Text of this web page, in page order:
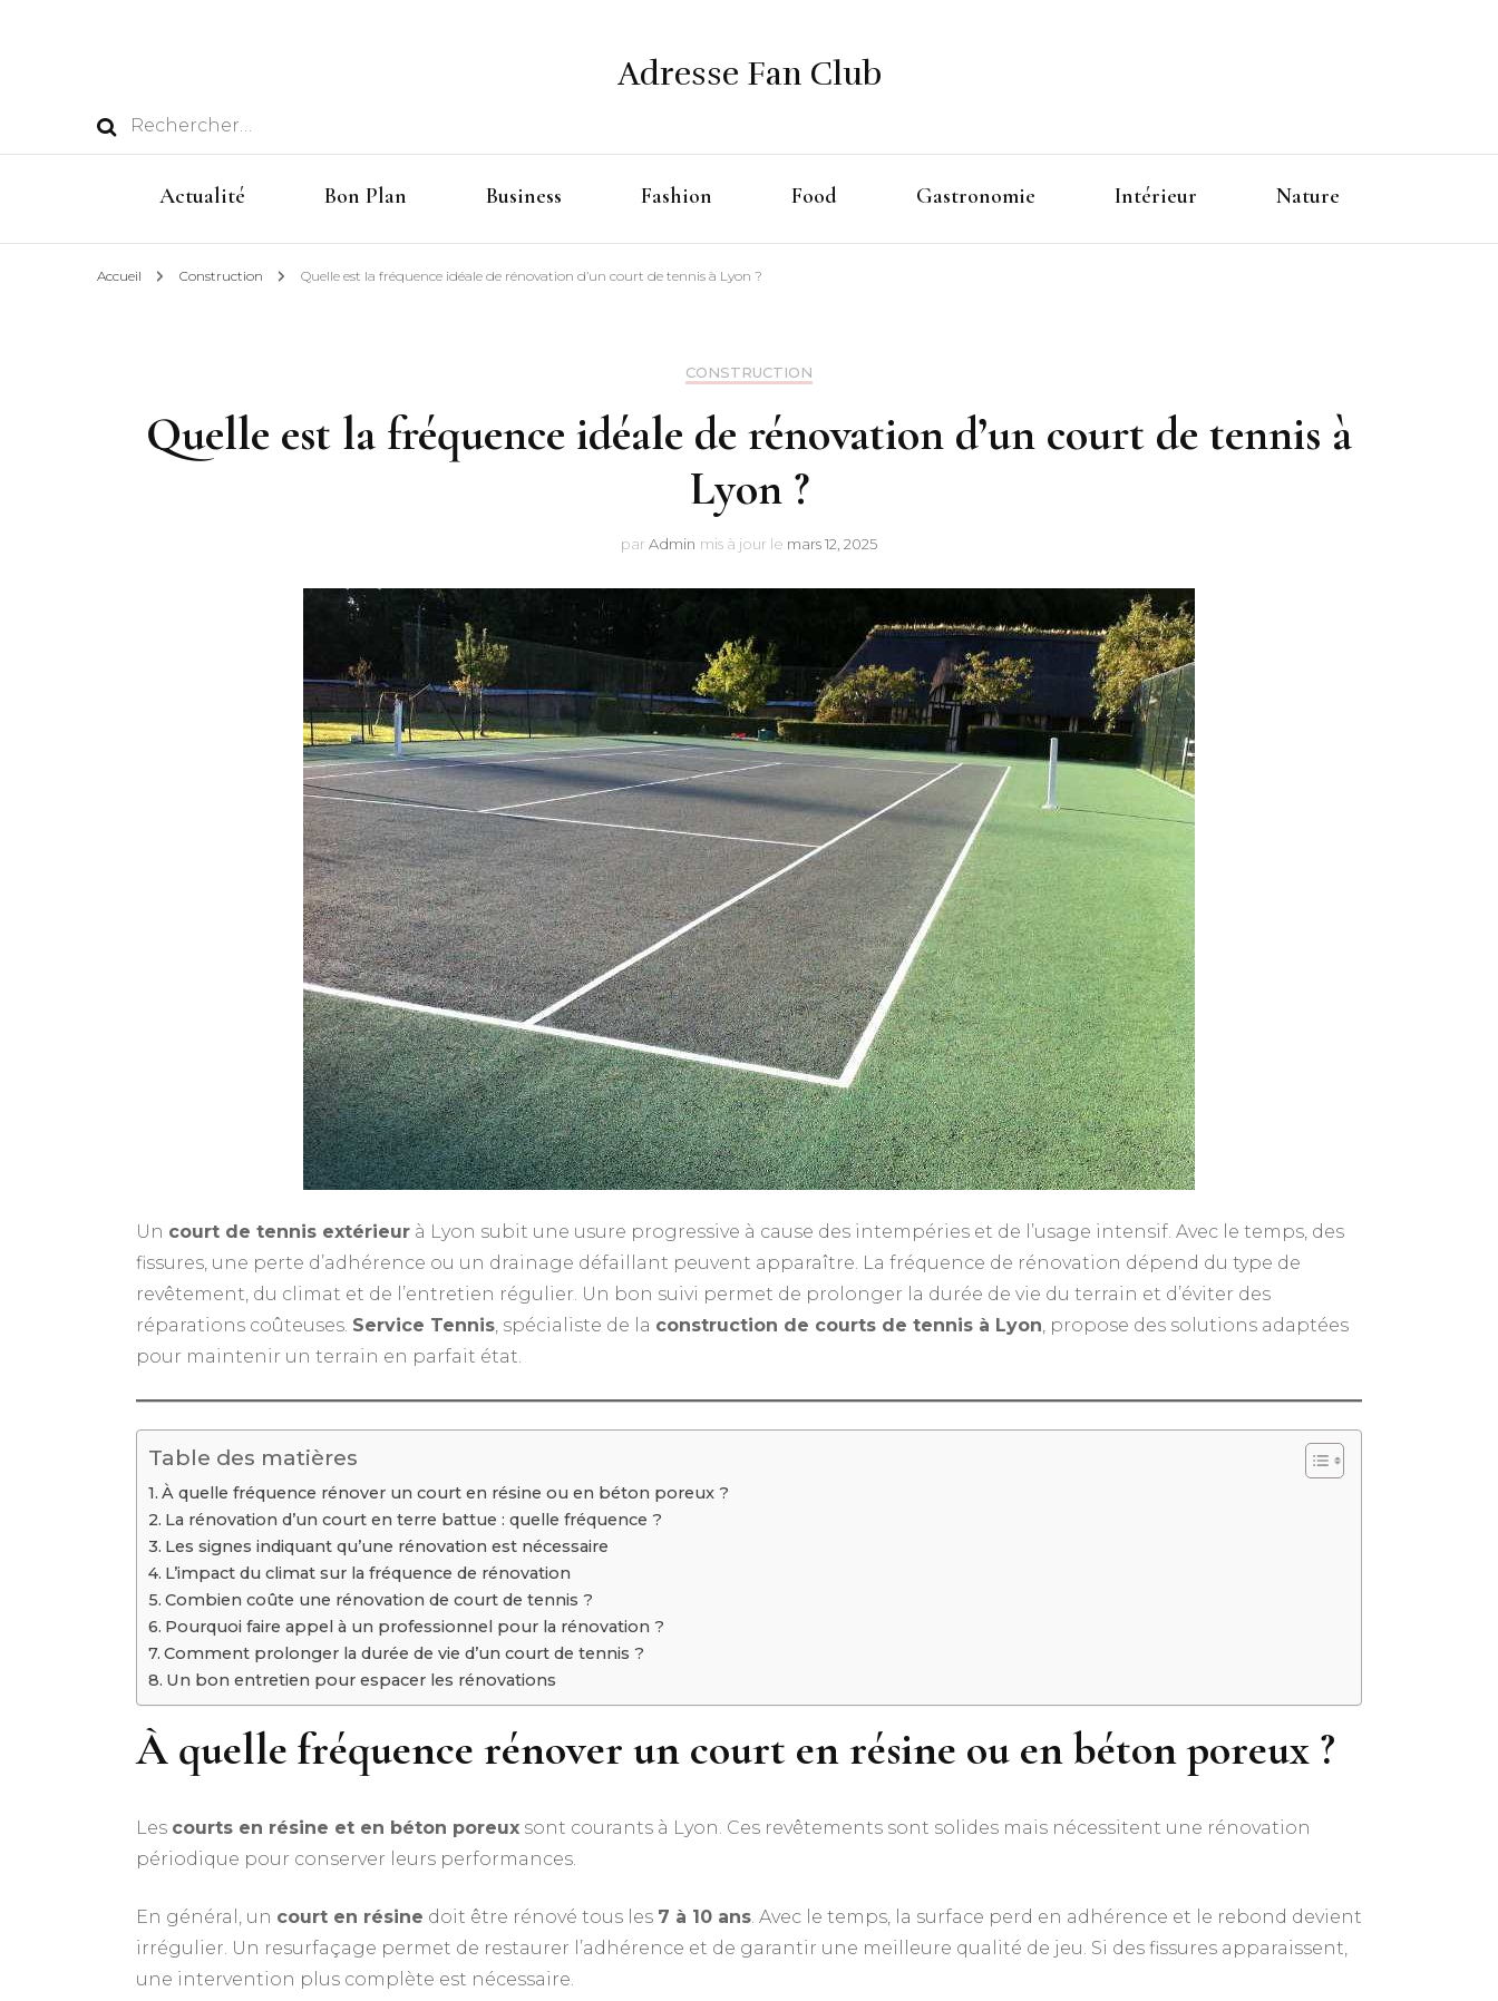
Rechercher :
Adresse Fan Club
Actualité Bon Plan Business Fashion Food Gastronomie Intérieur Nature
Accueil Construction Quelle est la fréquence idéale de rénovation d’un court de tennis à Lyon ?
CONSTRUCTION
Quelle est la fréquence idéale de rénovation d’un court de tennis à
Lyon ?
par Admin mis à jour le mars 12, 2025
Un court de tennis extérieur à Lyon subit une usure progressive à cause des intempéries et de l’usage intensif. Avec le temps, des
fissures, une perte d’adhérence ou un drainage défaillant peuvent apparaître. La fréquence de rénovation dépend du type de
revêtement, du climat et de l’entretien régulier. Un bon suivi permet de prolonger la durée de vie du terrain et d’éviter des
réparations coûteuses. Service Tennis, spécialiste de la construction de courts de tennis à Lyon, propose des solutions adaptées
pour maintenir un terrain en parfait état.
Table des matières
À quelle fréquence rénover un court en résine ou en béton poreux ?
La rénovation d’un court en terre battue : quelle fréquence ?
Les signes indiquant qu’une rénovation est nécessaire
L’impact du climat sur la fréquence de rénovation
Combien coûte une rénovation de court de tennis ?
Pourquoi faire appel à un professionnel pour la rénovation ?
Comment prolonger la durée de vie d’un court de tennis ?
Un bon entretien pour espacer les rénovations
À quelle fréquence rénover un court en résine ou en béton poreux ?
Les courts en résine et en béton poreux sont courants à Lyon. Ces revêtements sont solides mais nécessitent une rénovation
périodique pour conserver leurs performances.
En général, un court en résine doit être rénové tous les 7 à 10 ans. Avec le temps, la surface perd en adhérence et le rebond devient
irrégulier. Un resurfaçage permet de restaurer l’adhérence et de garantir une meilleure qualité de jeu. Si des fissures apparaissent,
une intervention plus complète est nécessaire.